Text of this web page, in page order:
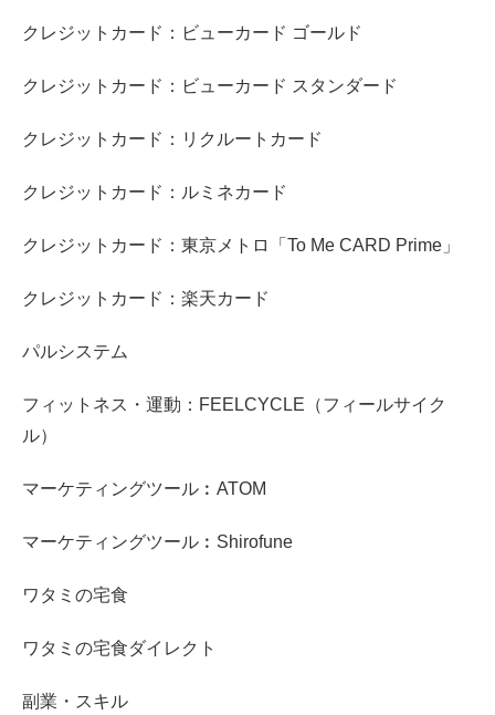
クレジットカード：ビューカード ゴールド
クレジットカード：ビューカード スタンダード
クレジットカード：リクルートカード
クレジットカード：ルミネカード
クレジットカード：東京メトロ「To Me CARD Prime」
クレジットカード：楽天カード
パルシステム
フィットネス・運動：FEELCYCLE（フィールサイク
ル）
マーケティングツール︰ATOM
マーケティングツール︰Shirofune
ワタミの宅食
ワタミの宅食ダイレクト
副業・スキル